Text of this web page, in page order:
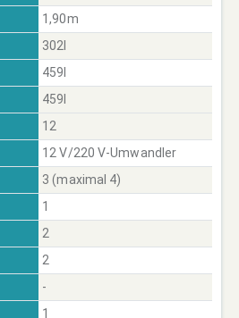
1,90m
302l
459l
459l
12
12 V/220 V-Umwandler
3 (maximal 4)
1
2
2
-
1